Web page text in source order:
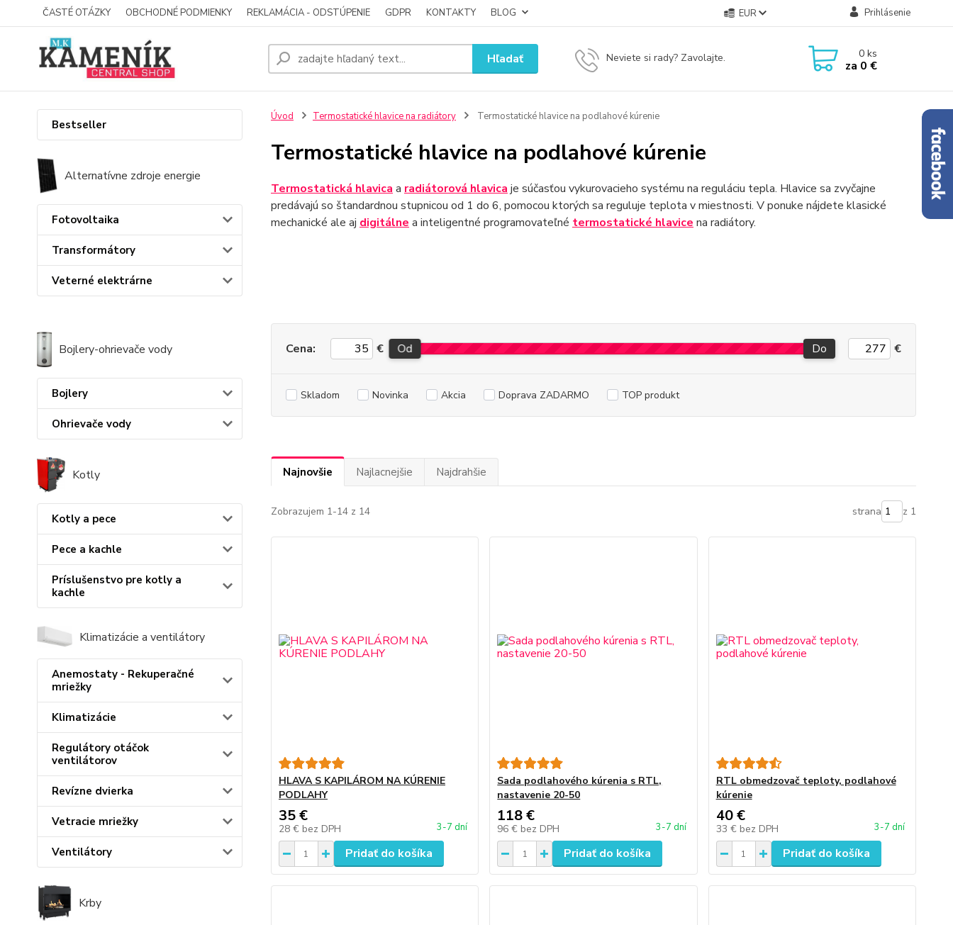
ČASTÉ OTÁZKY OBCHODNÉ PODMIENKY REKLAMÁCIA - ODSTÚPENIE GDPR KONTAKTY BLOG EUR Prihlásenie
Hľadať Neviete si rady? Zavolajte. 0ks
za 0 €
Bestseller
Alternatívne zdroje energie
Fotovoltaika
Transformátory
Veterné elektrárne
Bojlery-ohrievače vody
Bojlery
Ohrievače vody
Kotly
Kotly a pece
Pece a kachle
Príslušenstvo pre kotly a
kachle
Klimatizácie a ventilátory
Anemostaty - Rekuperačné
mriežky
Klimatizácie
Regulátory otáčok
ventilátorov
Revízne dvierka
Vetracie mriežky
Ventilátory
Krby
Úvod Termostatické hlavice na radiátory Termostatické hlavice na podlahové kúrenie
Termostatické hlavice na podlahové kúrenie
Termostatická hlavica a radiátorová hlavica je súčasťou vykurovacieho systému na reguláciu tepla. Hlavice sa zvyčajne
predávajú so štandardnou stupnicou od 1 do 6, pomocou ktorých sa reguluje teplota v miestnosti. V ponuke nájdete klasické
mechanické ale aj digitálne a inteligentné programovateľné termostatické hlavice na radiátory.
Cena: € Od Do €
Skladom Novinka Akcia Doprava ZADARMO TOP produkt
Najnovšie Najlacnejšie Najdrahšie
Zobrazujem 1-14 z 14 strana z 1
HLAVA S KAPILÁROM NA KÚRENIE
PODLAHY
35 €
28 € bez DPH 3-7 dní
Pridať do košíka
Sada podlahového kúrenia s RTL,
nastavenie 20-50
118 €
96 € bez DPH 3-7 dní
Pridať do košíka
RTL obmedzovač teploty, podlahové
kúrenie
40 €
33 € bez DPH 3-7 dní
Pridať do košíka